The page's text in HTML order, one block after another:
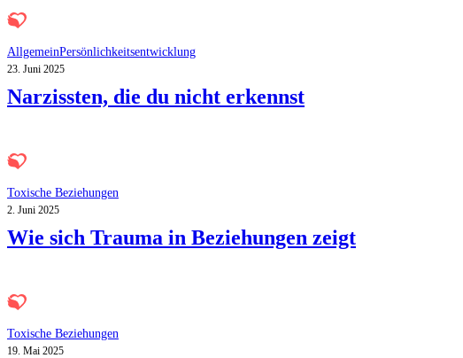
AllgemeinPersönlichkeitsentwicklung
23. Juni 2025
Narzissten, die du nicht erkennst
Toxische Beziehungen
2. Juni 2025
Wie sich Trauma in Beziehungen zeigt
Toxische Beziehungen
19. Mai 2025